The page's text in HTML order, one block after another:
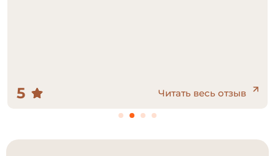
5 Читать весь отзыв